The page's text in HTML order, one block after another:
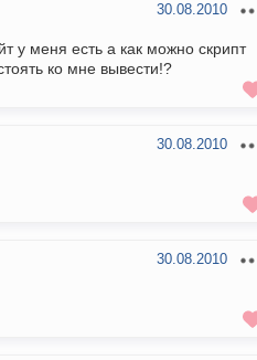
30.08.2010
у меня есть а как можно скрипт
ко мне вывести!?
30.08.2010
30.08.2010